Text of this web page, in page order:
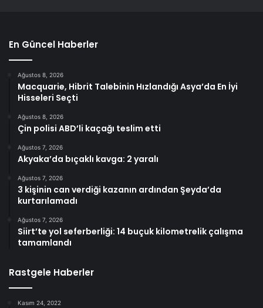
En Güncel Haberler
Ağustos 8, 2026
Macquarie, Hibrit Talebinin Hızlandığı Asya’da En İyi
Hisseleri Seçti
Ağustos 8, 2026
Çin polisi ABD’li kaçağı teslim etti
Ağustos 7, 2026
Akyaka’da bıçaklı kavga: 2 yaralı
Ağustos 7, 2026
3 kişinin can verdiği kazanın ardından Şeyda’da
kurtarılamadı
Ağustos 7, 2026
Siirt’te yol seferberliği: 14 buçuk kilometrelik çalışma
tamamlandı
Rastgele Haberler
Kasım 24, 2022